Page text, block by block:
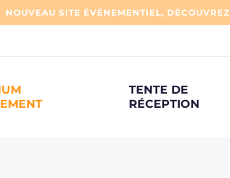
NOUVEAU SITE ÉVÉNEMENTIEL, DÉCOUVREZ
TENTE DE
RÉCEPTION